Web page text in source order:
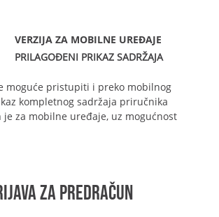
VERZIJA ZA MOBILNE UREĐAJE
PRILAGOĐENI PRIKAZ SADRŽAJA
moguće pristupiti i preko mobilnog
kompletnog sadržaja priručnika
je za mobilne uređaje, uz mogućnost
ZA PREDRAČUN